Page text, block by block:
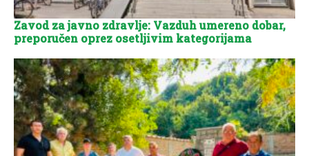
Zavod za javno zdravlje: Vazduh umereno dobar,
preporučen oprez osetljivim kategorijama